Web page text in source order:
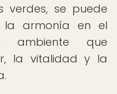
verdes, se puede
la armonía en el
ambiente que
la vitalidad y la